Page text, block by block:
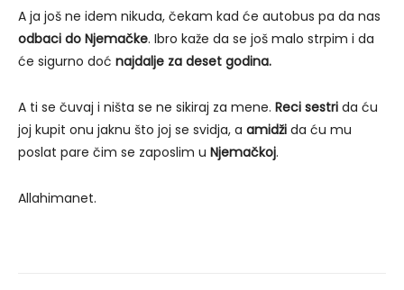
A ja još ne idem nikuda, čekam kad će autobus pa da nas
odbaci do Njemačke. Ibro kaže da se još malo strpim i da
će sigurno doć najdalje za deset godina.
A ti se čuvaj i ništa se ne sikiraj za mene. Reci sestri da ću
joj kupit onu jaknu što joj se svidja, a amidži da ću mu
poslat pare čim se zaposlim u Njemačkoj.
Allahimanet.